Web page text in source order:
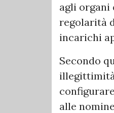
agli organi
regolarità
incarichi
Secondo
alle